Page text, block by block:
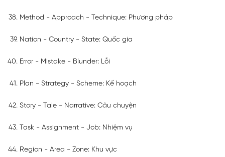
Method - Approach - Technique: Phương pháp
Nation - Country - State: Quốc gia
Error - Mistake - Blunder: Lỗi
Plan - Strategy - Scheme: Kế hoạch
Story - Tale - Narrative: Câu chuyện
Task - Assignment - Job: Nhiệm vụ
Region - Area - Zone: Khu vực